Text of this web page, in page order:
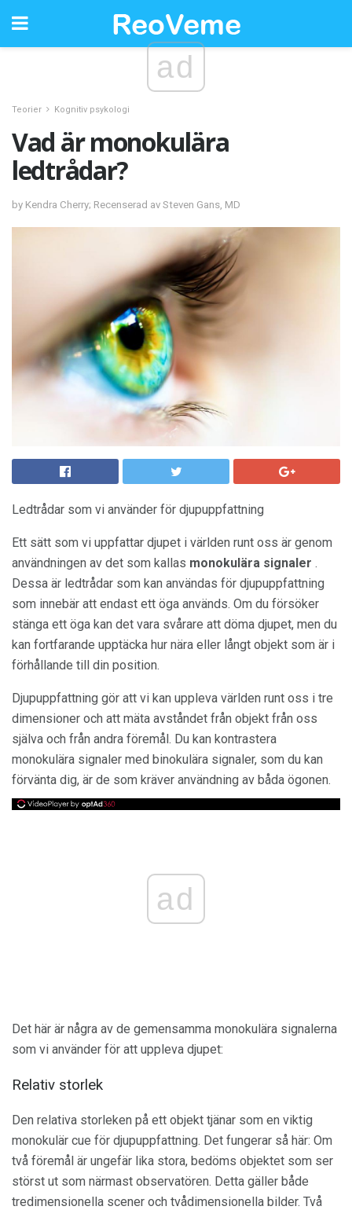
ad
Teorier Kognitiv psykologi
Vad är monokulära
ledtrådar?
by Kendra Cherry; Recenserad av Steven Gans, MD
Ledtrådar som vi använder för djupuppfattning
Ett sätt som vi uppfattar djupet i världen runt oss är genom
användningen av det som kallas monokulära signaler .
Dessa är ledtrådar som kan användas för djupuppfattning
som innebär att endast ett öga används. Om du försöker
stänga ett öga kan det vara svårare att döma djupet, men du
kan fortfarande upptäcka hur nära eller långt objekt som är i
förhållande till din position.
Djupuppfattning gör att vi kan uppleva världen runt oss i tre
dimensioner och att mäta avståndet från objekt från oss
själva och från andra föremål. Du kan kontrastera
monokulära signaler med binokulära signaler, som du kan
förvänta dig, är de som kräver användning av båda ögonen.
ad
Det här är några av de gemensamma monokulära signalerna
som vi använder för att uppleva djupet:
Relativ storlek
Den relativa storleken på ett objekt tjänar som en viktig
monokulär cue för djupuppfattning. Det fungerar så här: Om
två föremål är ungefär lika stora, bedöms objektet som ser
störst ut som närmast observatören. Detta gäller både
tredimensionella scener och tvådimensionella bilder. Två